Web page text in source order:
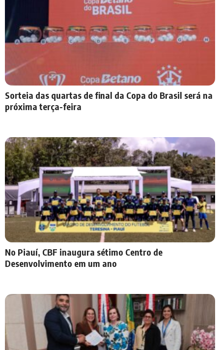
Sorteia das quartas de final da Copa do Brasil será na
próxima terça-feira
No Piauí, CBF inaugura sétimo Centro de
Desenvolvimento em um ano